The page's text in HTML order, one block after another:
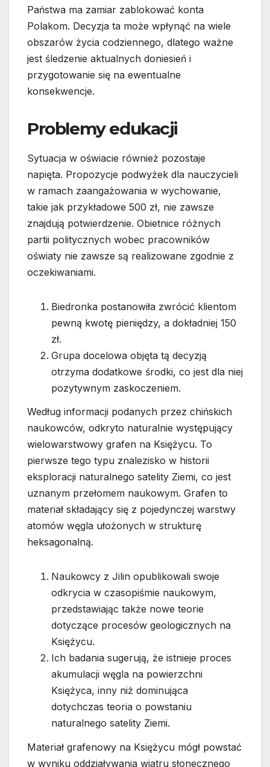
Państwa ma zamiar zablokować konta
Polakom. Decyzja ta może wpłynąć na wiele
obszarów życia codziennego, dlatego ważne
jest śledzenie aktualnych doniesień i
przygotowanie się na ewentualne
konsekwencje.
Problemy edukacji
Sytuacja w oświacie również pozostaje
napięta. Propozycje podwyżek dla nauczycieli
w ramach zaangażowania w wychowanie,
takie jak przykładowe 500 zł, nie zawsze
znajdują potwierdzenie. Obietnice różnych
partii politycznych wobec pracowników
oświaty nie zawsze są realizowane zgodnie z
oczekiwaniami.
Biedronka postanowiła zwrócić klientom
pewną kwotę pieniędzy, a dokładniej 150
zł.
Grupa docelowa objęta tą decyzją
otrzyma dodatkowe środki, co jest dla niej
pozytywnym zaskoczeniem.
Według informacji podanych przez chińskich
naukowców, odkryto naturalnie występujący
wielowarstwowy grafen na Księżycu. To
pierwsze tego typu znalezisko w historii
eksploracji naturalnego satelity Ziemi, co jest
uznanym przełomem naukowym. Grafen to
materiał składający się z pojedynczej warstwy
atomów węgla ułożonych w strukturę
heksagonalną.
Naukowcy z Jilin opublikowali swoje
odkrycia w czasopiśmie naukowym,
przedstawiając także nowe teorie
dotyczące procesów geologicznych na
Księżycu.
Ich badania sugerują, że istnieje proces
akumulacji węgla na powierzchni
Księżyca, inny niż dominująca
dotychczas teoria o powstaniu
naturalnego satelity Ziemi.
Materiał grafenowy na Księżycu mógł powstać
w wyniku oddziaływania wiatru słonecznego